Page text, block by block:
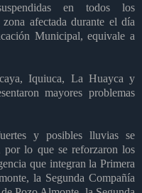
en todos los
afectada durante el día
Municipal, equivale a
Iquiuca, La Huayca y
mayores problemas
y posibles lluvias se
por lo que se reforzaron los
que integran la Primera
la Segunda Compañía